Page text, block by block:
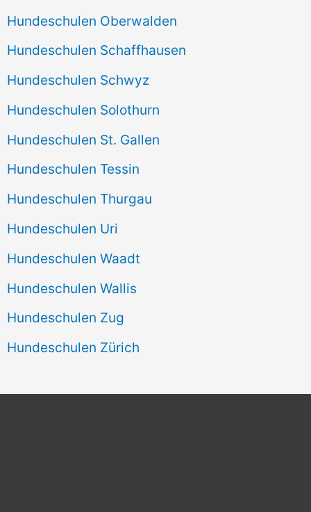
Hundeschulen Oberwalden
Hundeschulen Schaffhausen
Hundeschulen Schwyz
Hundeschulen Solothurn
Hundeschulen St. Gallen
Hundeschulen Tessin
Hundeschulen Thurgau
Hundeschulen Uri
Hundeschulen Waadt
Hundeschulen Wallis
Hundeschulen Zug
Hundeschulen Zürich